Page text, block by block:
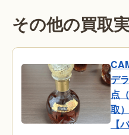
その他の買取
デ
点
取
【